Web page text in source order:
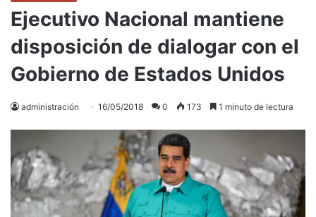
Ejecutivo Nacional mantiene
disposición de dialogar con el
Gobierno de Estados Unidos
administración 16/05/2018 0 173 1 minuto de lectura